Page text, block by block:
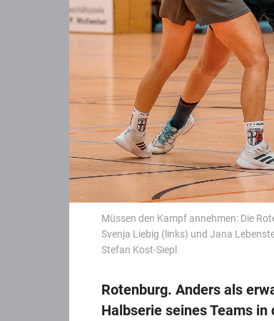
Müssen den Kampf annehmen: Die
Svenja Liebig (links) und Jana
Stefan Kost-Siepl
Rotenburg. Anders als
Halbserie seines Teams